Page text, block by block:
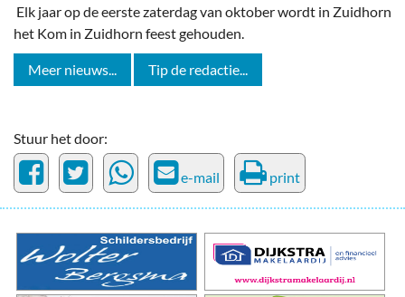
Elk jaar op de eerste zaterdag van oktober wordt in Zuidhorn
het Kom in Zuidhorn feest gehouden.
Meer nieuws... Tip de redactie...
Stuur het door:
e-mail print